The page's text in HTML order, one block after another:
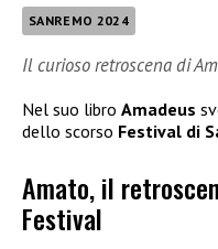
SANREMO 2024
Il curioso retroscena di
Nel suo libro Amadeus
dello scorso Festival di
Amato, il
Festival